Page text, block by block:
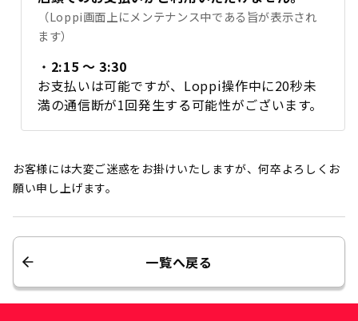
（Loppi画面上にメンテナンス中である旨が表示され
ます）
・ 2:15 ～ 3:30
お支払いは可能ですが、Loppi操作中に20秒未
満の通信断が1回発生する可能性がございます。
お客様には大変ご迷惑をお掛けいたしますが、何卒よろしくお
願い申し上げます。
一覧へ戻る